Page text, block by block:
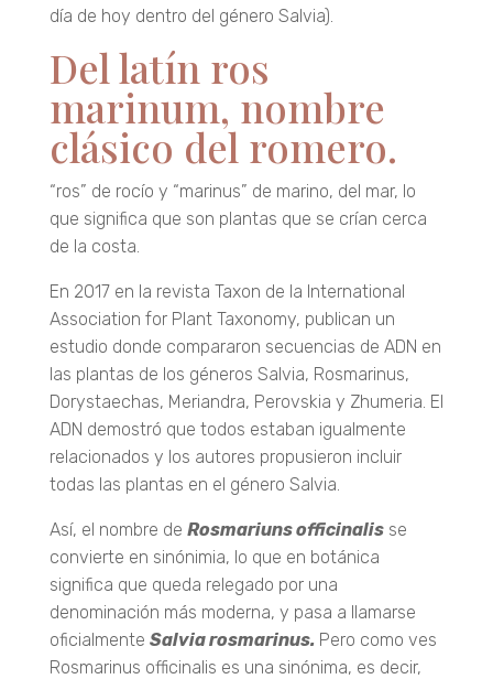
día de hoy dentro del género Salvia).
Del latín ros
marinum, nombre
clásico del romero.
“ros” de rocío y “marinus” de marino, del mar, lo
que significa que son plantas que se crían cerca
de la costa.
En 2017 en la revista Taxon de la International
Association for Plant Taxonomy, publican un
estudio donde compararon secuencias de ADN en
las plantas de los géneros Salvia, Rosmarinus,
Dorystaechas, Meriandra, Perovskia y Zhumeria. El
ADN demostró que todos estaban igualmente
relacionados y los autores propusieron incluir
todas las plantas en el género Salvia.
Así, el nombre de Rosmariuns officinalisse
convierte en sinónimia, lo que en botánica
significa que queda relegado por una
denominación más moderna, y pasa a llamarse
oficialmente Salvia rosmarinus. Pero como ves
Rosmarinus officinalis es una sinónima, es decir,